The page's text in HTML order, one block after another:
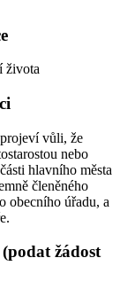
života
vůli, že
nebo
hlavního města
členěného
obecního úřadu, a
žádost